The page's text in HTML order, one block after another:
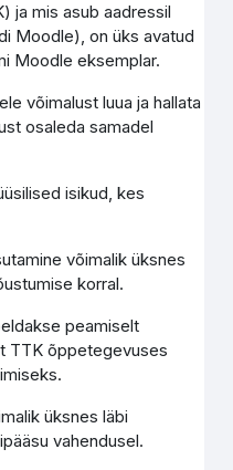
ja mis asub aadressil
Moodle), on üks avatud
Moodle eksemplar.
võimalust luua ja hallata
osaleda samadel
isikud, kes
võimalik üksnes
korral.
peamiselt
TTK õppetegevuses
üksnes läbi
vahendusel.